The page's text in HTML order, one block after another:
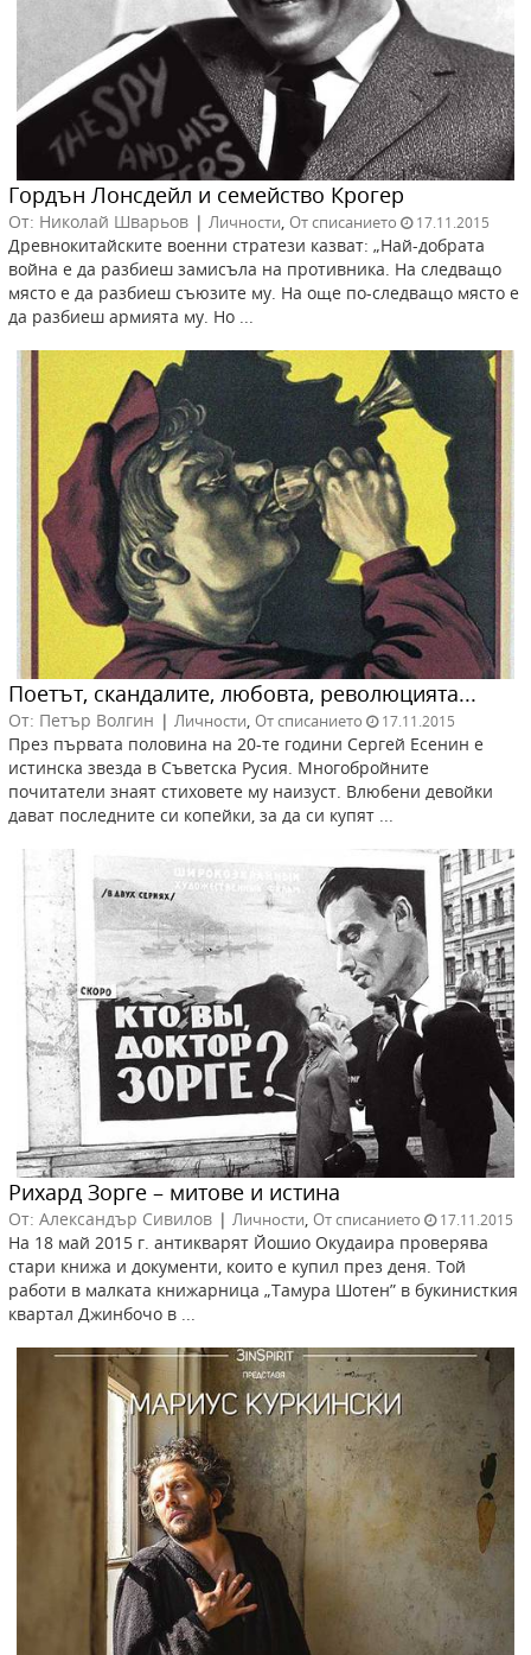
Гордън Лонсдейл и семейство Крогер
От: Николай Шварьов | Личности, От списанието 17.11.2015
Древнокитайските военни стратези казват: „Най-добрата
война е да разбиеш замисъла на противника. На следващо
място е да разбиеш съюзите му. На още по-следващо място е
да разбиеш армията му. Но ...
Поетът, скандалите, любовта, революцията...
От: Петър Волгин | Личности, От списанието 17.11.2015
През първата половина на 20-те години Сергей Есенин е
истинска звезда в Съветска Русия. Многобройните
почитатели знаят стиховете му наизуст. Влюбени девойки
дават последните си копейки, за да си купят ...
Рихард Зорге – митове и истина
От: Александър Сивилов | Личности, От списанието 17.11.2015
На 18 май 2015 г. антикварят Йошио Окудаира проверява
стари книжа и документи, които е купил през деня. Той
работи в малката книжарница „Тамура Шотен” в букинисткия
квартал Джинбочо в ...